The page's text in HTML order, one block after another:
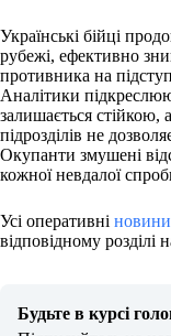
Українські бійці
рубежі, ефективно
противника на
Аналітики
залишається стійкою,
підрозділів не
Окупанти змушені
кожної невдалої
Усі оперативні новини
відповідному розділі
Будьте в курсі